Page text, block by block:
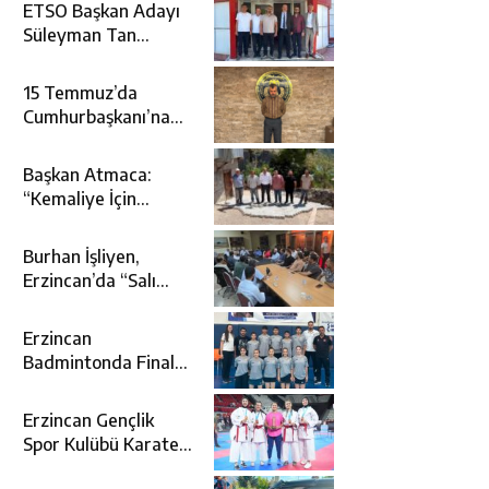
ETSO Başkan Adayı
Süleyman Tan
15 Temmuz’da
Cumhurbaşkanı’na
Yer Alan Firari FETÖ
Şüphelisi Yakalandı
Başkan Atmaca:
“Kemaliye İçin
Yorulmadan
Çalışıyoruz”
Burhan İşliyen,
Erzincan’da “Salı
Oldu
Erzincan
Badmintonda Finale
Erzincan Gençlik
Spor Kulübü Karate